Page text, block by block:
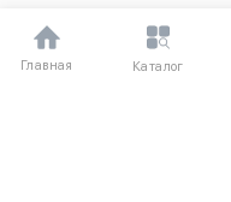
Главная Каталог